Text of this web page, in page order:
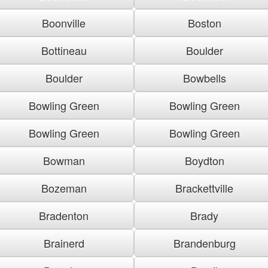
Boonville
Boston
Bottineau
Boulder
Boulder
Bowbells
Bowling Green
Bowling Green
Bowling Green
Bowling Green
Bowman
Boydton
Bozeman
Brackettville
Bradenton
Brady
Brainerd
Brandenburg